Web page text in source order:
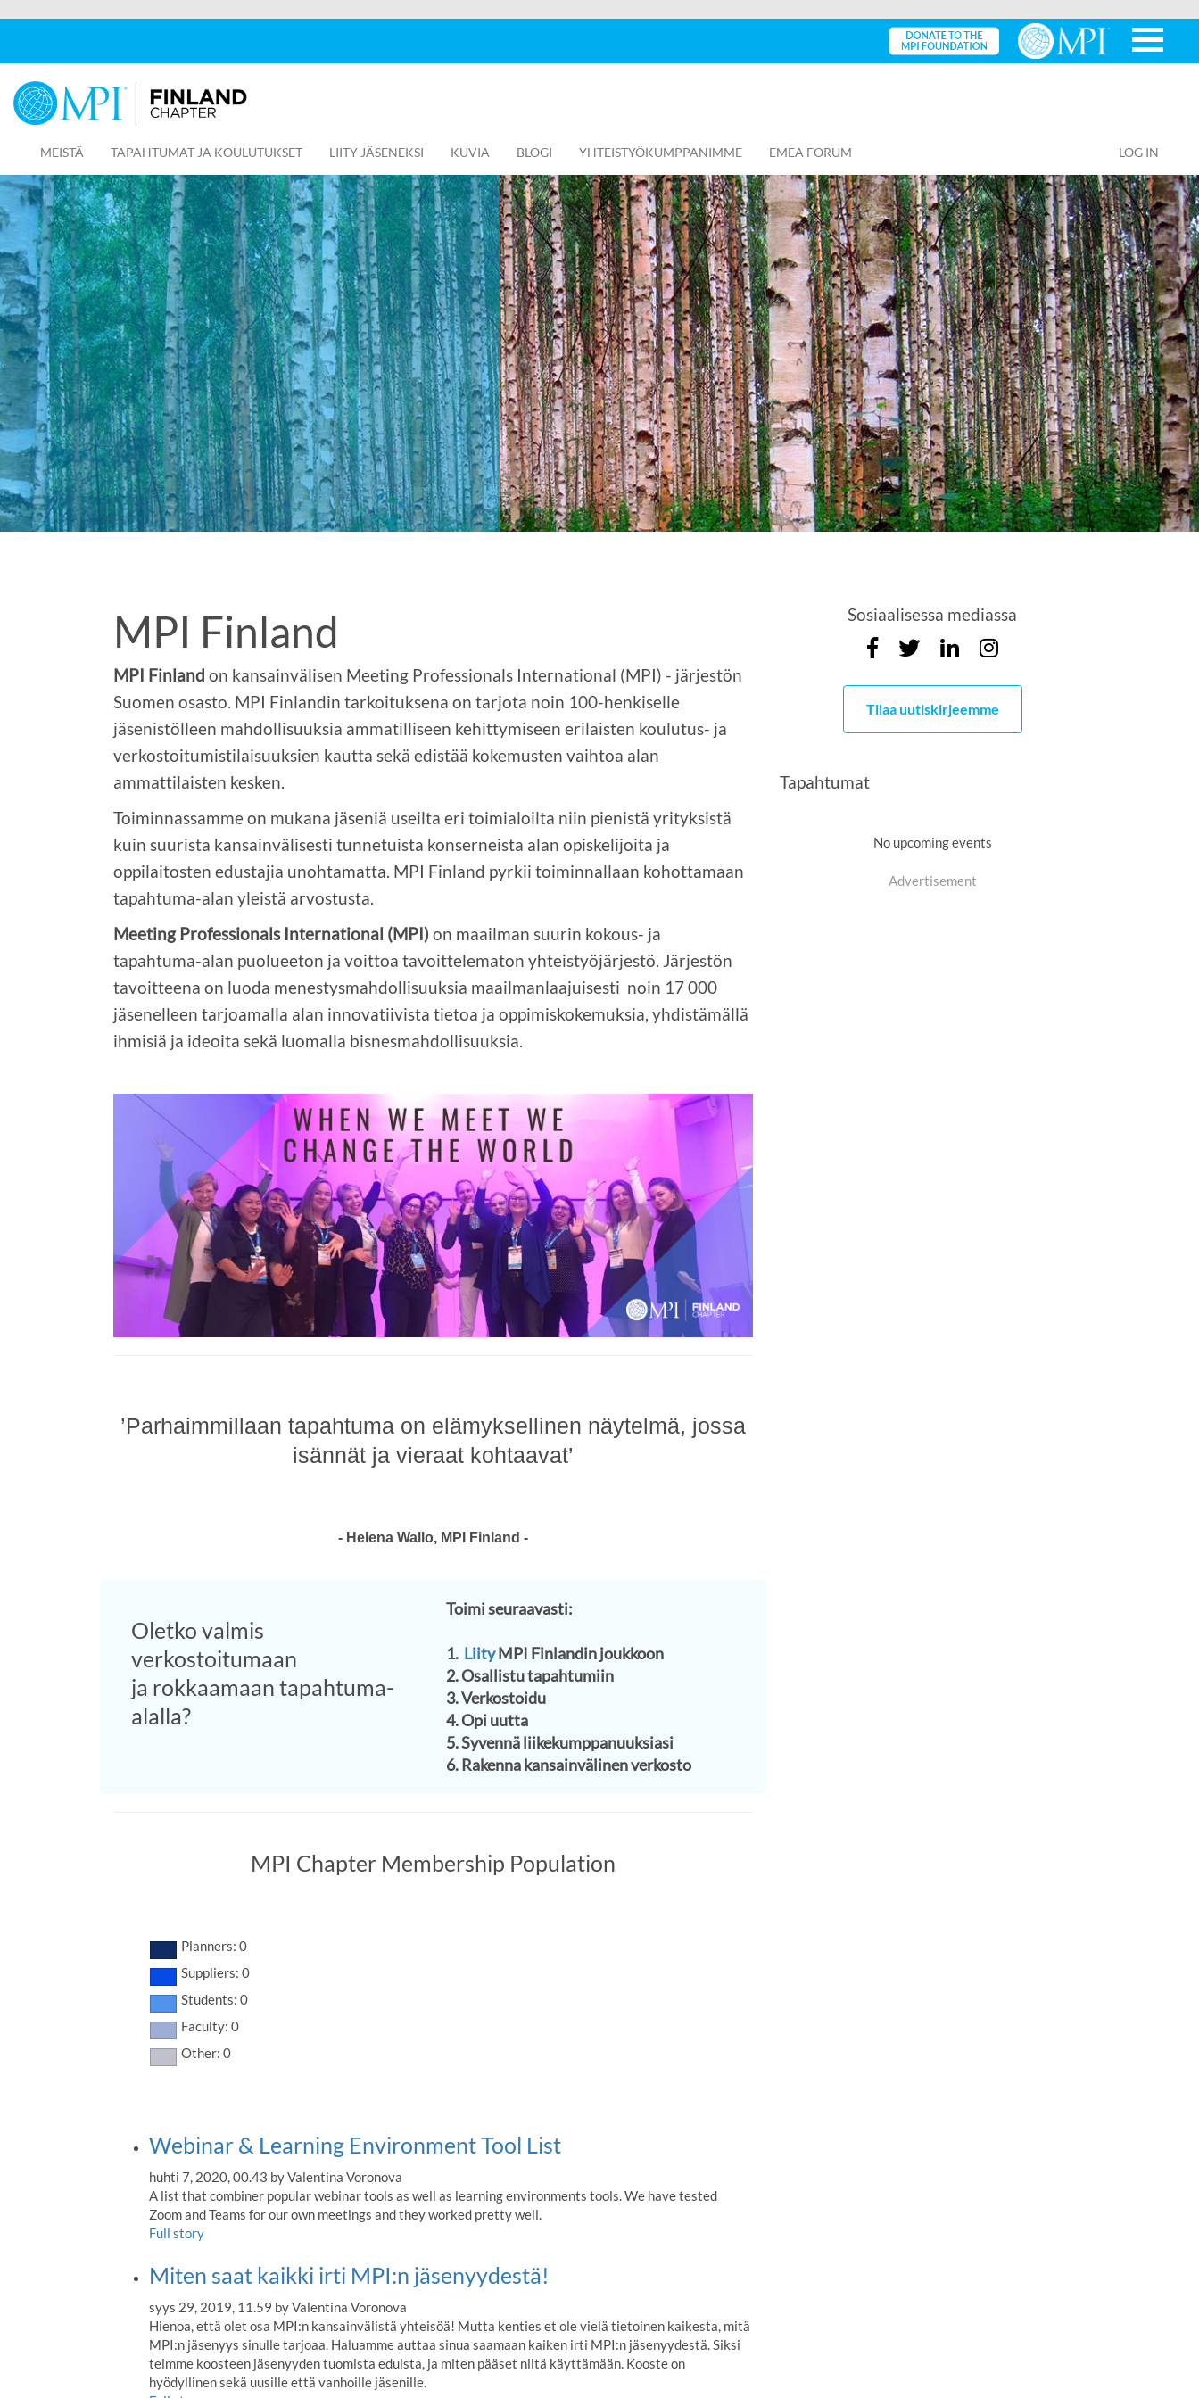
MEISTÄ TAPAHTUMAT JA KOULUTUKSET LIITY JÄSENEKSI KUVIA BLOGI YHTEISTYÖKUMPPANIMME EMEA FORUM LOG IN
MPI Finland
MPI Finland on kansainvälisen Meeting Professionals International (MPI) - järjestön
Suomen osasto. MPI Finlandin tarkoituksena on tarjota noin 100-henkiselle
jäsenistölleen mahdollisuuksia ammatilliseen kehittymiseen erilaisten koulutus- ja
verkostoitumistilaisuuksien kautta sekä edistää kokemusten vaihtoa alan
ammattilaisten kesken.
Toiminnassamme on mukana jäseniä useilta eri toimialoilta niin pienistä yrityksistä
kuin suurista kansainvälisesti tunnetuista konserneista alan opiskelijoita ja
oppilaitosten edustajia unohtamatta. MPI Finland pyrkii toiminnallaan kohottamaan
tapahtuma-alan yleistä arvostusta.
Meeting Professionals International (MPI) on maailman suurin kokous- ja
tapahtuma-alan puolueeton ja voittoa tavoittelematon yhteistyöjärjestö. Järjestön
tavoitteena on luoda menestysmahdollisuuksia maailmanlaajuisesti noin 17 000
jäsenelleen tarjoamalla alan innovatiivista tietoa ja oppimiskokemuksia, yhdistämällä
ihmisiä ja ideoita sekä luomalla bisnesmahdollisuuksia.
’Parhaimmillaan tapahtuma on elämyksellinen näytelmä, jossa
isännät ja vieraat kohtaavat’
- Helena Wallo, MPI Finland -
Oletko valmis
verkostoitumaan
ja rokkaamaan tapahtuma-
alalla?
Toimi seuraavasti:
1. LiityMPI Finlandin joukkoon
2. Osallistu tapahtumiin
3. Verkostoidu
4. Opi uutta
5. Syvennä liikekumppanuuksiasi
​6. Rakenna kansainvälinen verkosto
MPI Chapter Membership Population
Planners: 0
Suppliers: 0
Students: 0
Faculty: 0
Other: 0
Webinar & Learning Environment Tool List
huhti 7, 2020, 00.43 by Valentina Voronova
A list that combiner popular webinar tools as well as learning environments tools. We have tested
Zoom and Teams for our own meetings and they worked pretty well.
Full story
Miten saat kaikki irti MPI:n jäsenyydestä!
syys 29, 2019, 11.59 by Valentina Voronova
Hienoa, että olet osa MPI:n kansainvälistä yhteisöä! Mutta kenties et ole vielä tietoinen kaikesta, mitä
MPI:n jäsenyys sinulle tarjoaa. Haluamme auttaa sinua saamaan kaiken irti MPI:n jäsenyydestä. Siksi
teimme koosteen jäsenyyden tuomista eduista, ja miten pääset niitä käyttämään. Kooste on
hyödyllinen sekä uusille että vanhoille jäsenille.
Sosiaalisessa mediassa
Tilaa uutiskirjeemme
Tapahtumat
No upcoming events
Advertisement